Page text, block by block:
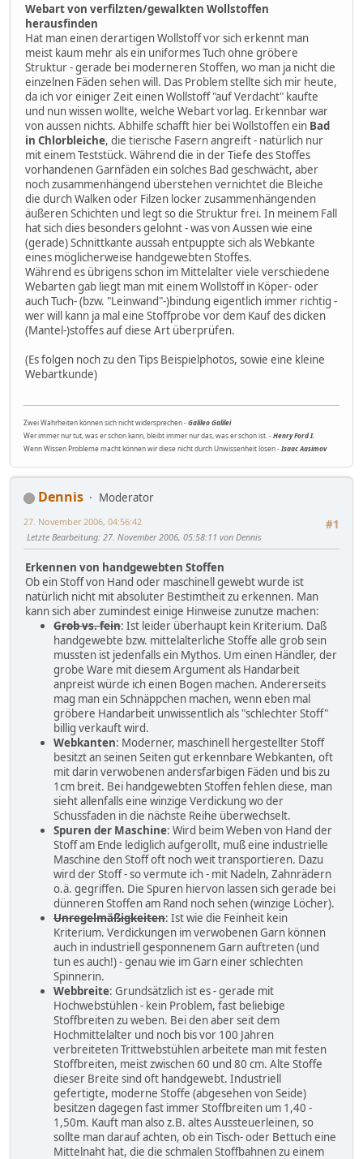
Webart von verfilzten/gewalkten Wollstoffen
herausfinden
Hat man einen derartigen Wollstoff vor sich erkennt man
meist kaum mehr als ein uniformes Tuch ohne gröbere
Struktur - gerade bei moderneren Stoffen, wo man ja nicht die
einzelnen Fäden sehen will. Das Problem stellte sich mir heute,
da ich vor einiger Zeit einen Wollstoff "auf Verdacht" kaufte
und nun wissen wollte, welche Webart vorlag. Erkennbar war
von aussen nichts. Abhilfe schafft hier bei Wollstoffen ein Bad
in Chlorbleiche, die tierische Fasern angreift - natürlich nur
mit einem Teststück. Während die in der Tiefe des Stoffes
vorhandenen Garnfäden ein solches Bad geschwächt, aber
noch zusammenhängend überstehen vernichtet die Bleiche
die durch Walken oder Filzen locker zusammenhängenden
äußeren Schichten und legt so die Struktur frei. In meinem Fall
hat sich dies besonders gelohnt - was von Aussen wie eine
(gerade) Schnittkante aussah entpuppte sich als Webkante
eines möglicherweise handgewebten Stoffes.
Während es übrigens schon im Mittelalter viele verschiedene
Webarten gab liegt man mit einem Wollstoff in Köper- oder
auch Tuch- (bzw. "Leinwand"-)bindung eigentlich immer richtig -
wer will kann ja mal eine Stoffprobe vor dem Kauf des dicken
(Mantel-)stoffes auf diese Art überprüfen.
(Es folgen noch zu den Tips Beispielphotos, sowie eine kleine
Webartkunde)
Zwei Wahrheiten können sich nicht widersprechen -Galileo Galilei
Wer immer nur tut, was er schon kann, bleibt immer nur das, was er schon ist. -Henry Ford I.
Wenn Wissen Probleme macht können wir diese nicht durch Unwissenheit lösen -Isaac Aasimov
Dennis
Moderator
#1
27. November 2006, 04:56:42
Letzte Bearbeitung: 27. November 2006, 05:58:11 von Dennis
Erkennen von handgewebten Stoffen
Ob ein Stoff von Hand oder maschinell gewebt wurde ist
natürlich nicht mit absoluter Bestimtheit zu erkennen. Man
kann sich aber zumindest einige Hinweise zunutze machen:
Grob vs. fein: Ist leider überhaupt kein Kriterium. Daß
handgewebte bzw. mittelalterliche Stoffe alle grob sein
mussten ist jedenfalls ein Mythos. Um einen Händler, der
grobe Ware mit diesem Argument als Handarbeit
anpreist würde ich einen Bogen machen. Andererseits
mag man ein Schnäppchen machen, wenn eben mal
gröbere Handarbeit unwissentlich als "schlechter Stoff"
billig verkauft wird.
Webkanten: Moderner, maschinell hergestellter Stoff
besitzt an seinen Seiten gut erkennbare Webkanten, oft
mit darin verwobenen andersfarbigen Fäden und bis zu
1cm breit. Bei handgewebten Stoffen fehlen diese, man
sieht allenfalls eine winzige Verdickung wo der
Schussfaden in die nächste Reihe überwechselt.
Spuren der Maschine: Wird beim Weben von Hand der
Stoff am Ende lediglich aufgerollt, muß eine industrielle
Maschine den Stoff oft noch weit transportieren. Dazu
wird der Stoff - so vermute ich - mit Nadeln, Zahnrädern
o.ä. gegriffen. Die Spuren hiervon lassen sich gerade bei
dünneren Stoffen am Rand noch sehen (winzige Löcher).
Unregelmäßigkeiten: Ist wie die Feinheit kein
Kriterium. Verdickungen im verwobenen Garn können
auch in industriell gesponnenem Garn auftreten (und
tun es auch!) - genau wie im Garn einer schlechten
Spinnerin.
Webbreite: Grundsätzlich ist es - gerade mit
Hochwebstühlen - kein Problem, fast beliebige
Stoffbreiten zu weben. Bei den aber seit dem
Hochmittelalter und noch bis vor 100 Jahren
verbreiteten Trittwebstühlen arbeitete man mit festen
Stoffbreiten, meist zwischen 60 und 80 cm. Alte Stoffe
dieser Breite sind oft handgewebt. Industriell
gefertigte, moderne Stoffe (abgesehen von Seide)
besitzen dagegen fast immer Stoffbreiten um 1,40 -
1,50m. Kauft man also z.B. altes Aussteuerleinen, so
sollte man darauf achten, ob ein Tisch- oder Bettuch eine
Mittelnaht hat, die die schmalen Stoffbahnen zu einem